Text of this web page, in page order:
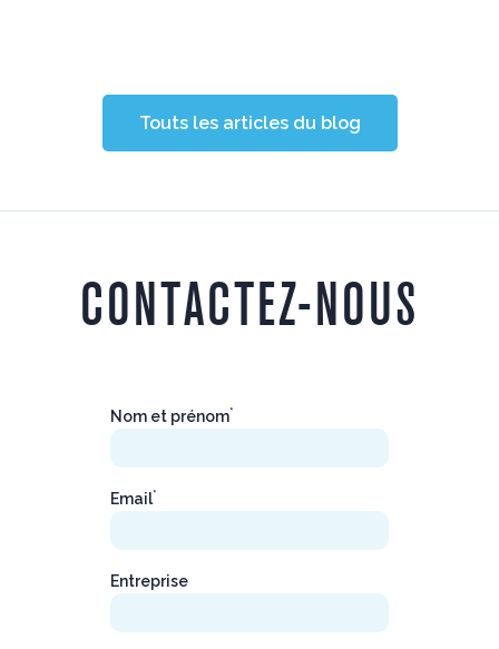
Touts les articles du blog
CONTACTEZ-NOUS
Nom et prénom*
Email*
Entreprise